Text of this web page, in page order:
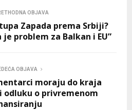
OBJAVA
Zapada prema Srbiji?
problem za Balkan i EU”
OBJAVA
moraju do kraja
odluku o privremenom